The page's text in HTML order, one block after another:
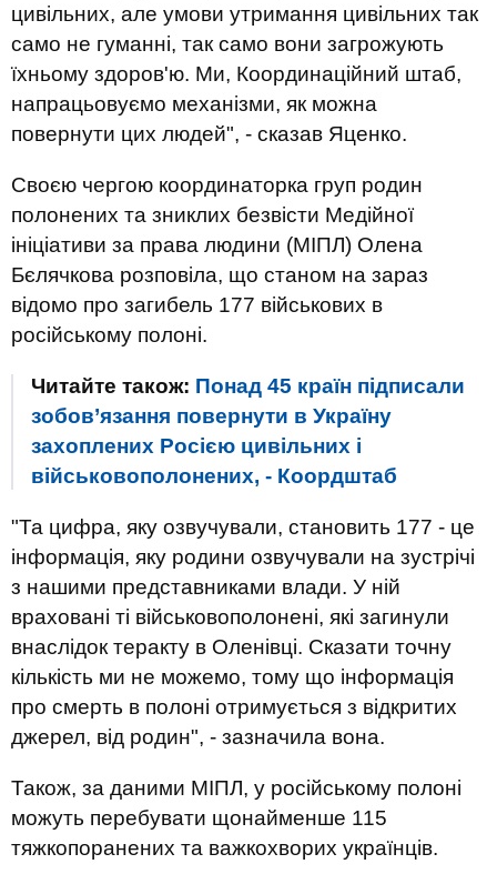
цивільних, але умови утримання цивільних так
само не гуманні, так само вони загрожують
їхньому здоров'ю. Ми, Координаційний штаб,
напрацьовуємо механізми, як можна
повернути цих людей", - сказав Яценко.
Своєю чергою координаторка груп родин
полонених та зниклих безвісти Медійної
ініціативи за права людини (МІПЛ) Олена
Бєлячкова розповіла, що станом на зараз
відомо про загибель 177 військових в
російському полоні.
Читайте також: Понад 45 країн підписали
зобов’язання повернути в Україну
захоплених Росією цивільних і
військовополонених, - Коордштаб
"Та цифра, яку озвучували, становить 177 - це
інформація, яку родини озвучували на зустрічі
з нашими представниками влади. У ній
враховані ті військовополонені, які загинули
внаслідок теракту в Оленівці. Сказати точну
кількість ми не можемо, тому що інформація
про смерть в полоні отримується з відкритих
джерел, від родин", - зазначила вона.
Також, за даними МІПЛ, у російському полоні
можуть перебувати щонайменше 115
тяжкопоранених та важкохворих українців.